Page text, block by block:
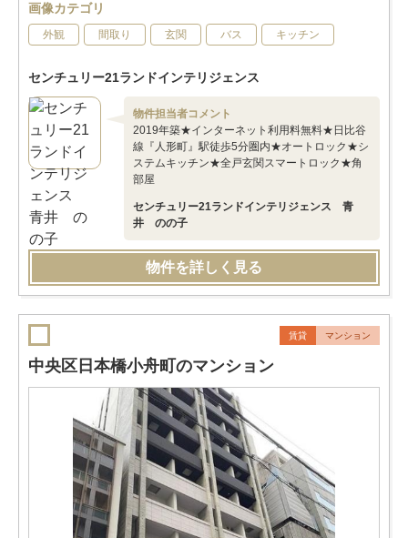
画像カテゴリ
外観 間取り 玄関 バス キッチン
センチュリー21ランドインテリジェンス
物件担当者コメント
2019年築★インターネット利用料無料★日比谷
線『人形町』駅徒歩5分圏内★オートロック★シ
ステムキッチン★全戸玄関スマートロック★角
部屋
センチュリー21ランドインテリジェンス 青
井 のの子
物件を詳しく見る
賃貸 マンション
中央区日本橋小舟町のマンション